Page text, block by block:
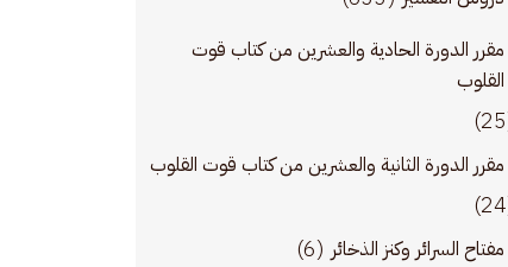
مقرر الدورة الحادية والعشرين من كتاب قوت
القلوب
مقرر الدورة الثانية والعشرين من كتاب قوت القلوب
مفتاح السرائر وكنز الذخائر (6)